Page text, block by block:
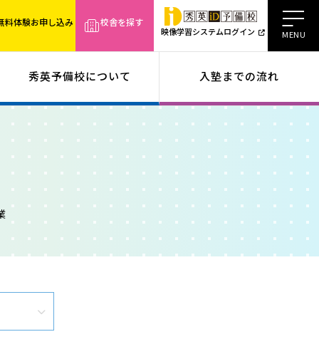
料体験お申し込み 校舎を探す
映像学習システムログイン
秀英予備校について 入塾までの流れ